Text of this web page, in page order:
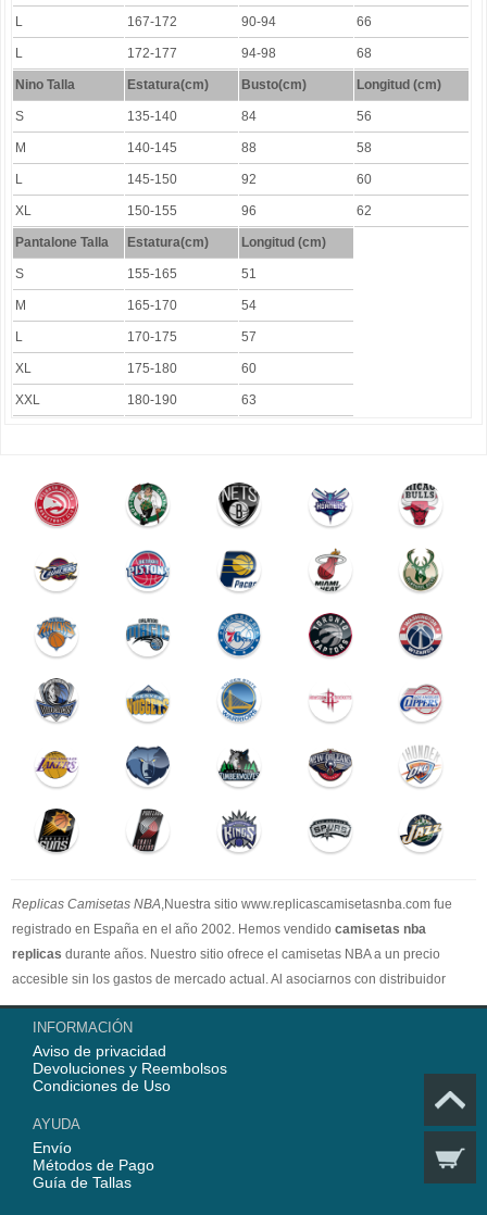
L 167-172 90-94 66
L 172-177 94-98 68
Nino Talla Estatura(cm) Busto(cm) Longitud (cm)
S 135-140 84 56
M 140-145 88 58
L 145-150 92 60
XL 150-155 96 62
Pantalone Talla Estatura(cm) Longitud (cm)
S 155-165 51
M 165-170 54
L 170-175 57
XL 175-180 60
XXL 180-190 63
Replicas Camisetas NBA,Nuestra sitio www.replicascamisetasnba.com fue
registrado en España en el año 2002. Hemos vendido camisetas nba
replicas durante años. Nuestro sitio ofrece el camisetas NBA a un precio
accesible sin los gastos de mercado actual. Al asociarnos con distribuidor
oficial de camisetas NBA, garantizamos que todos nuestros artículos son
100% auténticos con embalaje original. Estamos dedicados a proporcionar la
mejor calidad camisetas nba a nuestros clientes ahora. En 2025,
www.replicascamisetasnba.com ofrecerá nuestro mejor servicio para que Ud.
INFORMACIÓN
Aviso de privacidad
Devoluciones y Reembolsos
Condiciones de Uso
AYUDA
Envío
Métodos de Pago
Guía de Tallas